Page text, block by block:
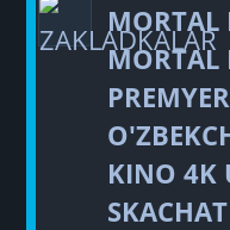
tas-ix skachat
KINO 4K
SKACHAT